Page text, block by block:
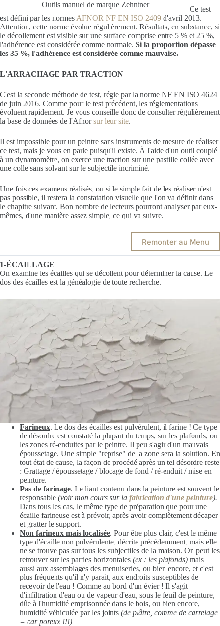
Outils manuel de marque Zehntner
Ce test
est défini par les normes AFNOR NF EN ISO 2409 d'avril 2013.
Attention, cette norme évolue régulièrement. Résultats, en substance, si
le décollement est visible sur une surface comprise entre 5 % et 25 %,
l'adhérence est considérée comme normale. Si la proportion dépasse
les 35 %, l'adhérence est considérée comme mauvaise.
L'ARRACHAGE PAR TRACTION
C'est la seconde méthode de test, régie par la norme NF EN ISO 4624
de juin 2016. Comme pour le test précédent, les réglementations
évoluent rapidement. Je vous conseille donc de consulter régulièrement
la base de données de l'Afnorsur leur site.
Il est impossible pour un peintre sans instruments de mesure de réaliser
ce test, mais je vous en parle puisqu'il existe. À l'aide d'un outil couplé
à un dynamomètre, on exerce une traction sur une pastille collée avec
une colle sans solvant sur le subjectile incriminé.
Une fois ces examens réalisés, ou si le simple fait de les réaliser n'est
pas possible, il restera la constatation visuelle que l'on va définir dans
le chapitre suivant. Bon nombre de lecteurs pourront analyser par eux-
mêmes, d'une manière assez simple, ce qui va suivre.
Remonter au Menu
1-ÉCAILLAGE
On examine les écailles qui se décollent pour déterminer la cause. Le
dos des écailles est la généalogie de toute recherche.
Farineux. Le dos des écailles est pulvérulent, il farine ! Ce type
de désordre est constaté la plupart du temps, sur les plafonds, ou
les zones ré-enduites par le peintre. Il peu s'agir d'un mauvais
époussetage. Une simple "reprise" de la zone sera la solution. En
tout état de cause, la façon de procédé après un tel désordre reste
: Grattage / époussetage / blocage de fond / ré-enduit / mise en
peinture.
Pas de farinage. Le liant contenu dans la peinture est souvent le
responsable (voir mon cours sur la fabrication d'une peinture).
Dans tous les cas, le même type de préparation que pour une
écaille farineuse est à prévoir, après avoir complètement décaper
et gratter le support.
Non farineux mais localisée. Pour être plus clair, c'est le même
type d'écaille non pulvérulente, décrite précédemment, mais elle
ne se trouve pas sur tous les subjectiles de la maison. On peut les
retrouver sur les parties horizontales (ex : les plafonds) mais
aussi aux assemblages des menuiseries, ou bien encore, et c'est
plus fréquents qu'il n'y parait, aux endroits susceptibles de
recevoir de l'eau ! Comme au bord d'un évier ! Il s'agit
d'infiltration d'eau ou de vapeur d'eau, sous le feuil de peinture,
dûe à l'humidité emprisonnée dans le bois, ou bien encore,
humidité véhiculée par les joints (de plâtre, comme de carrelage
= car poreux !!!)